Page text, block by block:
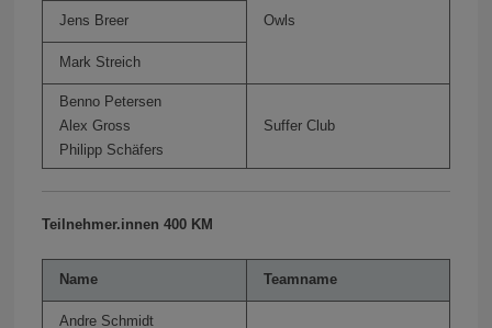
Owls
Jens Breer
Mark Streich
Benno Petersen
Alex Gross
Philipp Schäfers
Suffer Club
Teilnehmer.innen 400 KM
Name Teamname
Andre Schmidt